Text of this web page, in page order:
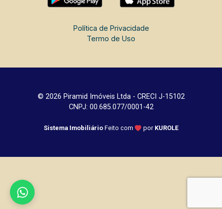
Política de Privacidade
Termo de Uso
© 2026 Piramid Imóveis Ltda - CRECI J-15102
CNPJ: 00.685.077/0001-42
Sistema Imobiliário Feito com por KUROLE